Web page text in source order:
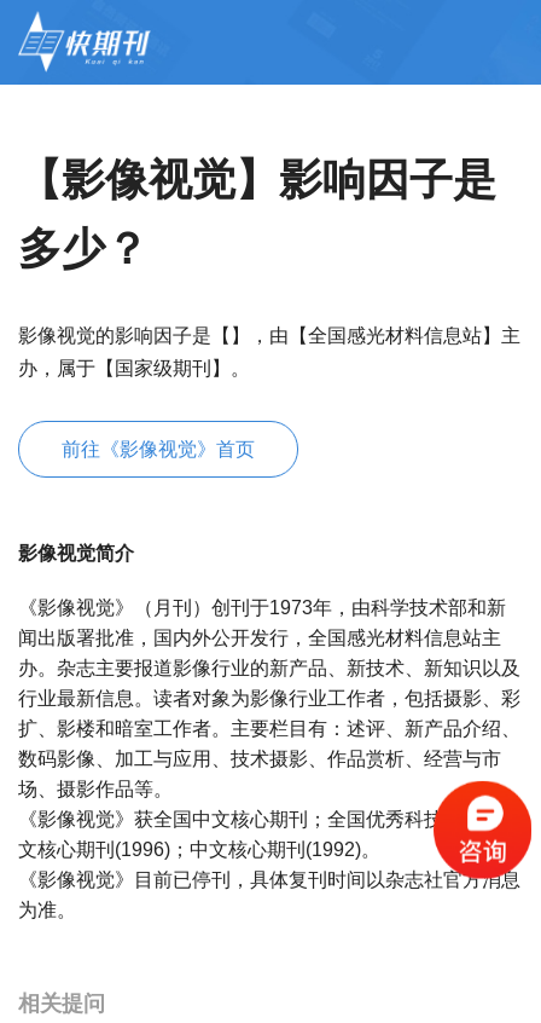
【影像视觉】影响因子是
多少？
影像视觉的影响因子是【】，由【全国感光材料信息站】主
办，属于【国家级期刊】。
前往《影像视觉》首页
影像视觉简介
《影像视觉》（月刊）创刊于1973年，由科学技术部和新
闻出版署批准，国内外公开发行，全国感光材料信息站主
办。杂志主要报道影像行业的新产品、新技术、新知识以及
行业最新信息。读者对象为影像行业工作者，包括摄影、彩
扩、影楼和暗室工作者。主要栏目有：述评、新产品介绍、
数码影像、加工与应用、技术摄影、作品赏析、经营与市
场、摄影作品等。
《影像视觉》获全国中文核心期刊；全国优秀科技期刊；中
文核心期刊(1996)；中文核心期刊(1992)。
《影像视觉》目前已停刊，具体复刊时间以杂志社官方消息
为准。
相关提问